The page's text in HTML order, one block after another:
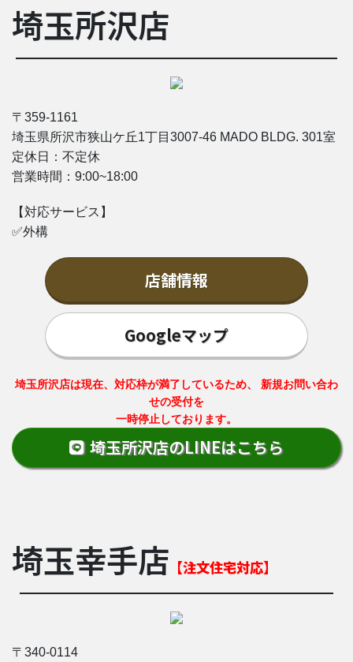
埼玉所沢店
〒359-1161
埼玉県所沢市狭山ケ丘1丁目3007-46 MADO BLDG. 301室
定休日：不定休
営業時間：9:00~18:00
【対応サービス】
✅外構
店舗情報
Googleマップ
埼玉所沢店は現在、対応枠が満了しているため、 新規お問い合わ
せの受付を
一時停止しております。
埼玉所沢店のLINEはこちら
埼玉幸手店 【注文住宅対応】
〒340-0114